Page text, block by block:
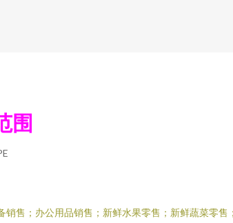
围
售；办公用品销售；新鲜水果零售；新鲜蔬菜零